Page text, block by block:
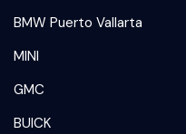
BMW Puerto Vallarta
MINI
GMC
BUICK